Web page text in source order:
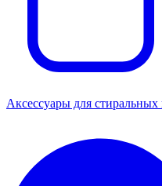
Аксессуары для